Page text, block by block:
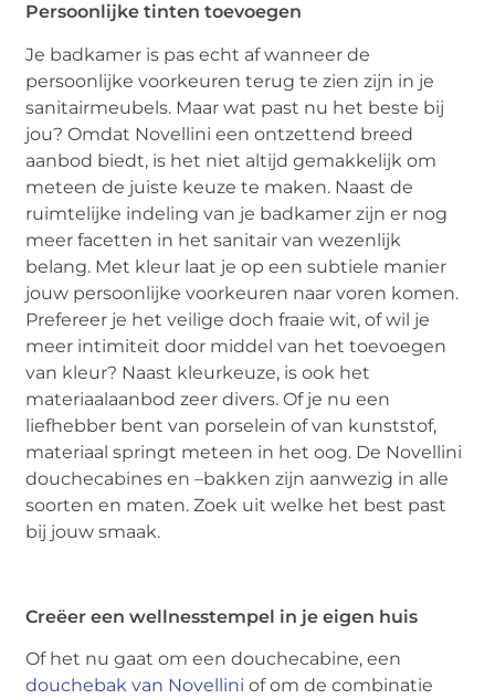
Persoonlijke tinten toevoegen
Je badkamer is pas echt af wanneer de
persoonlijke voorkeuren terug te zien zijn in je
sanitairmeubels. Maar wat past nu het beste bij
jou? Omdat Novellini een ontzettend breed
aanbod biedt, is het niet altijd gemakkelijk om
meteen de juiste keuze te maken. Naast de
ruimtelijke indeling van je badkamer zijn er nog
meer facetten in het sanitair van wezenlijk
belang. Met kleur laat je op een subtiele manier
jouw persoonlijke voorkeuren naar voren komen.
Prefereer je het veilige doch fraaie wit, of wil je
meer intimiteit door middel van het toevoegen
van kleur? Naast kleurkeuze, is ook het
materiaalaanbod zeer divers. Of je nu een
liefhebber bent van porselein of van kunststof,
materiaal springt meteen in het oog. De Novellini
douchecabines en –bakken zijn aanwezig in alle
soorten en maten. Zoek uit welke het best past
bij jouw smaak.
Creëer een wellnesstempel in je eigen huis
Of het nu gaat om een douchecabine, een
douchebak van Novellini of om de combinatie